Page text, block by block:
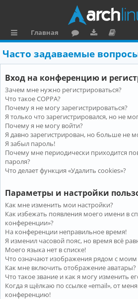
ы
л
к
и
Главная
ру
м
ру
зк
и
ку
м
е
н
та
ц
и
я
Часто задаваемые
Вход на конференцию и
Зачем мне нужно регистрироваться?
Что такое COPPA?
Почему я не могу зарегистрироваться?
Я только что зарегистрировался, но не
Почему я не могу войти?
Я давно зарегистрирован, но больше не
Я забыл пароль!
Почему мне периодически приходится
пароля?
Что делает функция «Удалить cookies»?
Параметры и настройки
Как мне изменить мои настройки?
Как избежать появления моего имени в
конференции»?
На конференции неправильное время!
Я изменил часовой пояс, но время всё
Моего языка нет в списке!
Что означают изображения рядом с
Как мне включить отображение аватары?
Что такое звание и как я могу изменить
Когда я щёлкаю по ссылке «email», от
конференцию!